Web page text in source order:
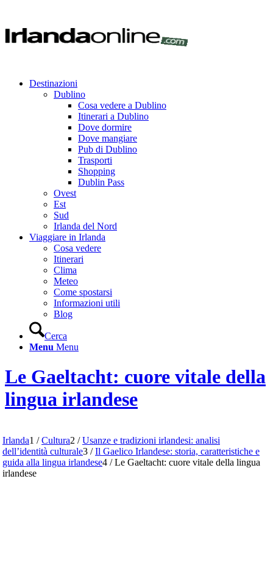
Destinazioni
Dublino
Cosa vedere a Dublino
Itinerari a Dublino
Dove dormire
Dove mangiare
Pub di Dublino
Trasporti
Shopping
Dublin Pass
Ovest
Est
Sud
Irlanda del Nord
Viaggiare in Irlanda
Cosa vedere
Itinerari
Clima
Meteo
Come spostarsi
Informazioni utili
Blog
Cerca
Menu Menu
Le Gaeltacht: cuore vitale della
lingua irlandese
Irlanda1 / Cultura2 / Usanze e tradizioni irlandesi: analisi
dell’identità culturale3 / Il Gaelico Irlandese: storia, caratteristiche e
guida alla lingua irlandese4 / Le Gaeltacht: cuore vitale della lingua
irlandese